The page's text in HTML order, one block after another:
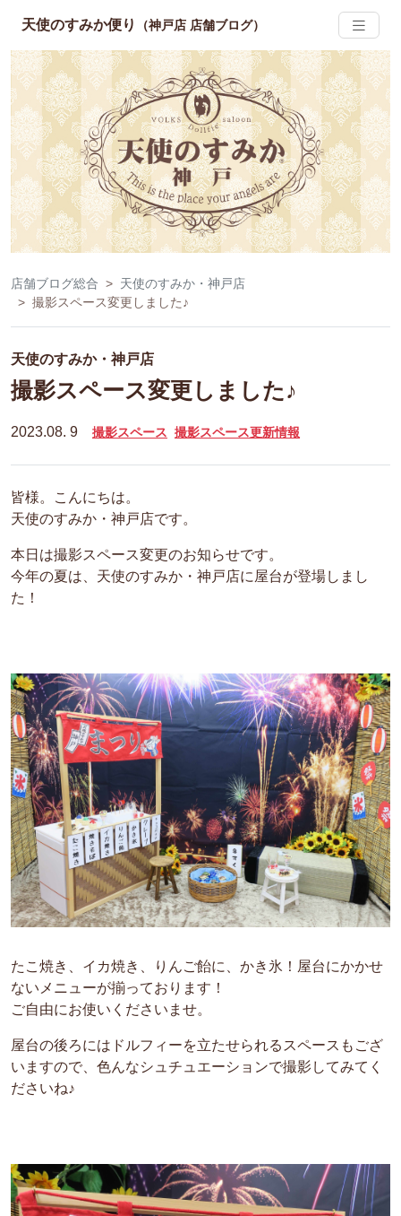
天使のすみか便り （神戸店 店舗ブログ）
店舗ブログ総合
天使のすみか・神戸店
撮影スペース変更しました♪
天使のすみか・神戸店
撮影スペース変更しました♪
2023.08. 9 撮影スペース 撮影スペース更新情報
皆様。こんにちは。
天使のすみか・神戸店です。
本日は撮影スペース変更のお知らせです。
今年の夏は、天使のすみか・神戸店に屋台が登場しまし
た！
たこ焼き、イカ焼き、りんご飴に、かき氷！屋台にかかせ
ないメニューが揃っております！
ご自由にお使いくださいませ。
屋台の後ろにはドルフィーを立たせられるスペースもござ
いますので、色んなシュチュエーションで撮影してみてく
ださいね♪